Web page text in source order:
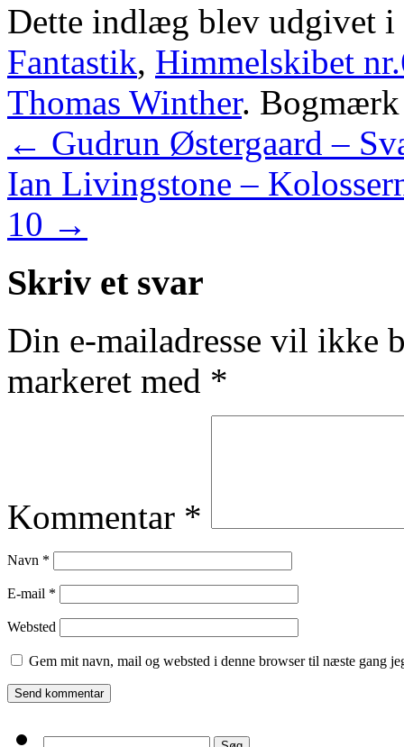
Dette indlæg blev udgivet i
Fantastik, Himmelskibet
Thomas Winther.
← Gudrun Østergaard –
Ian Livingstone –
10 →
Skriv et svar
Din e-mailadresse vil ikke
markeret med *
Kommentar *
Navn *
E-mail *
Websted
Gem mit navn, mail og websted i denne browser til næste gang